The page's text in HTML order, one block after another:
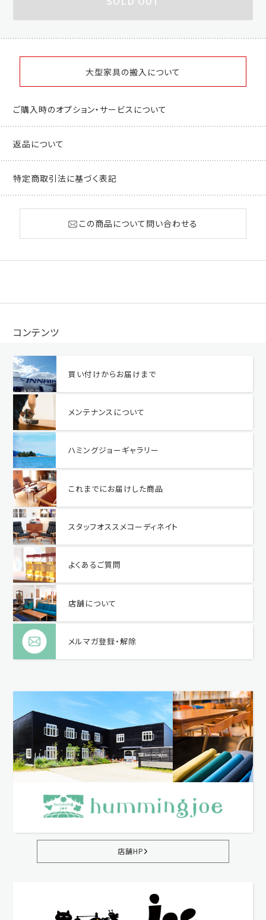
大型家具の搬入について
ご購入時のオプション・サービスについて
返品について
特定商取引法に基づく表記
この商品について問い合わせる
コンテンツ
買い付けからお届けまで
メンテナンスについて
ハミングジョーギャラリー
これまでにお届けした商品
スタッフオススメコーディネイト
よくあるご質問
店舗について
メルマガ登録・解除
店舗HP